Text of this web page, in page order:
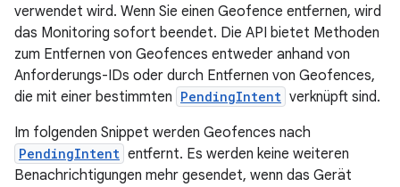
verwendet wird. Wenn Sie einen Geofence entfernen, wird
das Monitoring sofort beendet. Die API bietet Methoden
zum Entfernen von Geofences entweder anhand von
Anforderungs-IDs oder durch Entfernen von Geofences,
die mit einer bestimmten PendingIntent verknüpft sind.
Im folgenden Snippet werden Geofences nach
PendingIntent entfernt. Es werden keine weiteren
Benachrichtigungen mehr gesendet, wenn das Gerät